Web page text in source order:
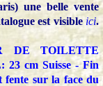
une belle vente
est visible ici.
TOILETTE
23 cm Suisse - Fin
fente sur la face du